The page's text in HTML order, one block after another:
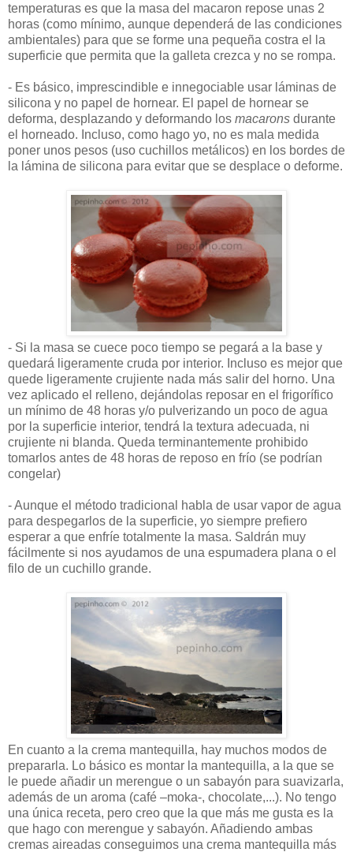
temperaturas es que la masa del macaron repose unas 2
horas (como mínimo, aunque dependerá de las condiciones
ambientales) para que se forme una pequeña costra el la
superficie que permita que la galleta crezca y no se rompa.
- Es básico, imprescindible e innegociable usar láminas de
silicona y no papel de hornear. El papel de hornear se
deforma, desplazando y deformando los macarons durante
el horneado. Incluso, como hago yo, no es mala medida
poner unos pesos (uso cuchillos metálicos) en los bordes de
la lámina de silicona para evitar que se desplace o deforme.
- Si la masa se cuece poco tiempo se pegará a la base y
quedará ligeramente cruda por interior. Incluso es mejor que
quede ligeramente crujiente nada más salir del horno. Una
vez aplicado el relleno, dejándolas reposar en el frigorífico
un mínimo de 48 horas y/o pulverizando un poco de agua
por la superficie interior, tendrá la textura adecuada, ni
crujiente ni blanda. Queda terminantemente prohibido
tomarlos antes de 48 horas de reposo en frío (se podrían
congelar)
- Aunque el método tradicional habla de usar vapor de agua
para despegarlos de la superficie, yo siempre prefiero
esperar a que enfríe totalmente la masa. Saldrán muy
fácilmente si nos ayudamos de una espumadera plana o el
filo de un cuchillo grande.
En cuanto a la crema mantequilla, hay muchos modos de
prepararla. Lo básico es montar la mantequilla, a la que se
le puede añadir un merengue o un sabayón para suavizarla,
además de un aroma (café –moka-, chocolate,...). No tengo
una única receta, pero creo que la que más me gusta es la
que hago con merengue y sabayón. Añadiendo ambas
cremas aireadas conseguimos una crema mantequilla más